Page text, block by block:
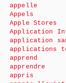
appelle
Appels
Apple Stores
Application
application
applications
apprend
apprendre
appris